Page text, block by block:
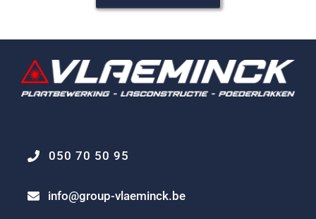
050 70 50 95
info@group-vlaeminck.be